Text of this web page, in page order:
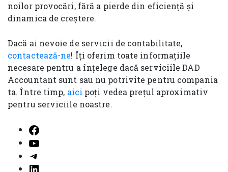
noilor provocări, fără a pierde din eficiență și
dinamica de creștere.
Dacă ai nevoie de servicii de contabilitate,
contactează-ne! Îți oferim toate informațiile
necesare pentru a înțelege dacă serviciile DAD
Accountant sunt sau nu potrivite pentru compania
ta. Între timp, aici poți vedea prețul aproximativ
pentru serviciile noastre.